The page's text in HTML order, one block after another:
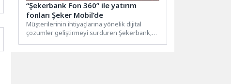
“Şekerbank Fon 360” ile yatırım
fonları Şeker Mobil’de
Müşterilerinin ihtiyaçlarına yönelik dijital
çözümler geliştirmeyi sürdüren Şekerbank,